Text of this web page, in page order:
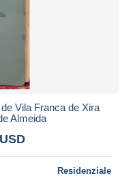
Vila Franca de Xira
Almeida
Residenziale